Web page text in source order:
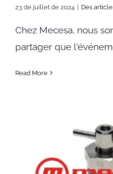
23 de juillet de 2024 | Des
Chez Mecesa, nous
partager que
Read More
🔧